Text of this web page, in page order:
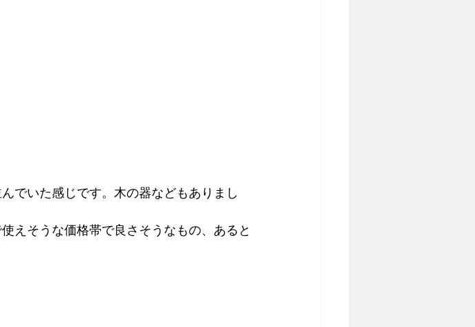
でいた感じです。木の器などもありまし
えそうな価格帯で良さそうなもの、あると